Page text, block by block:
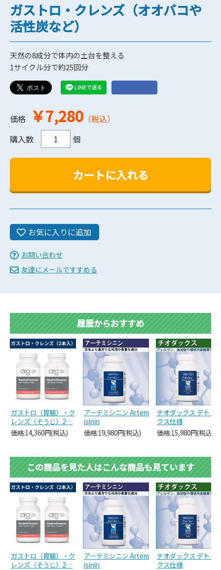
ガストロ・クレンズ（オオバコや
活性炭など）
天然の8成分で体内の土台を整える
1サイクル分で約25回分
価格 ￥7,280 （税込）
購入数
個
お気に入りに追加
お問い合わせ
友達にメールですすめる
履歴からおすすめ
ガストロ（胃腸）・ク
レンズ（そうじ）2…
価格:14,360円(税込)
アーテミシニン Artem
isinin
価格:19,980円(税込)
チオダックス デトッ
クス仕様
価格:15,980円(税込)
この商品を見た人はこんな商品も見ています
ガストロ（胃腸）・ク
レンズ（そうじ）2…
アーテミシニン Artem
isinin
チオダックス デトッ
クス仕様